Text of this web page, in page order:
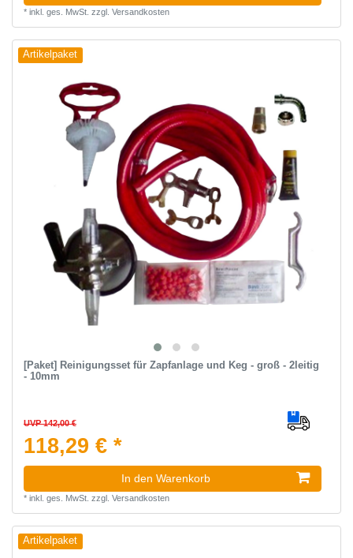
* inkl. ges. MwSt. zzgl. Versandkosten
Artikelpaket
[Paket] Reinigungsset für Zapfanlage und Keg - groß - 2leitig
- 10mm
UVP 142,00 €
118,29 € *
In den Warenkorb
* inkl. ges. MwSt. zzgl. Versandkosten
Artikelpaket